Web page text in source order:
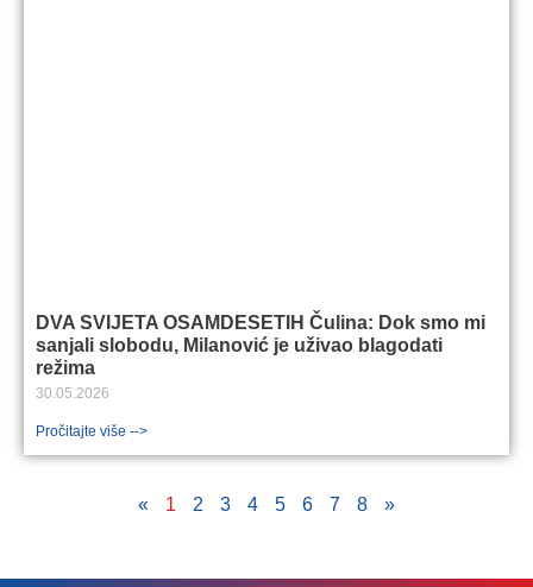
DVA SVIJETA OSAMDESETIH Čulina: Dok smo mi
sanjali slobodu, Milanović je uživao blagodati
režima
30.05.2026
Pročitajte više -->
« 1 2 3 4 5 6 7 8 »